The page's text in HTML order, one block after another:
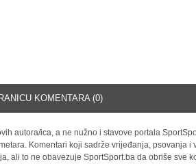
KOMENTARA (0)
autora/ica, a ne nužno i stavove portala
Komentari koji sadrže vrijeđanja, psovanja i
ali to ne obavezuje SportSport.ba da obriše sve